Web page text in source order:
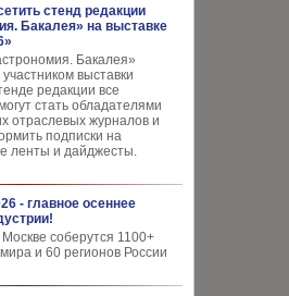
стенд редакции
Бакалея» на выставке
Бакалея»
выставки
редакции все
стать обладателями
отраслевых журналов и
подписки на
ленты и дайджесты.
- главное осеннее
соберутся 1100+
и 60 регионов России